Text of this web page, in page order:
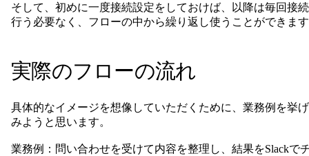
そして、初めに一度接続設定をしておけば、以降は毎回接
行う必要なく、フローの中から繰り返し使うことができま
実際のフローの流れ
具体的なイメージを想像していただくために、業務例を挙
みようと思います。
業務例：問い合わせを受けて内容を整理し、結果をSlackで